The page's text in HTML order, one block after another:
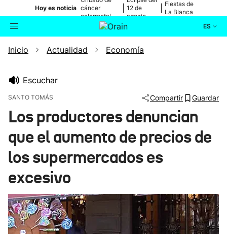
Hoy es noticia cáncer
colorrectal
12 de
agosto
Fiestas de
La Blanca
ES
Buscador Actualidad
Ikusmiran
Eguraldia
Inicio Actualidad Economía
Escuchar
SANTO TOMÁS Compartir Guardar
Los productores denuncian
que el aumento de precios de
los supermercados es
excesivo